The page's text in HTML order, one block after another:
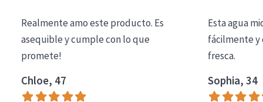
Essentials
Lift+
Expert
Realmente amo este producto. Es
asequible y cumple con lo que
promete!
Chloe, 47
Esta agua
fácilmente y
fresca.
Sophia, 34